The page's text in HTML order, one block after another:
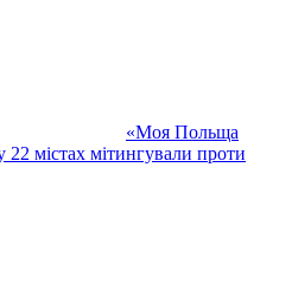
«Моя Польща
містах мітингували проти